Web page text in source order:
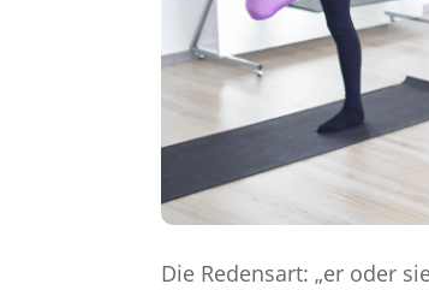
Die Redensart: „er oder